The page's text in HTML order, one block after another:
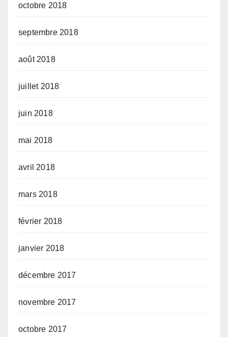
octobre 2018
septembre 2018
août 2018
juillet 2018
juin 2018
mai 2018
avril 2018
mars 2018
février 2018
janvier 2018
décembre 2017
novembre 2017
octobre 2017